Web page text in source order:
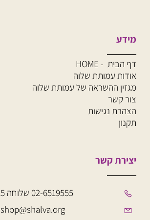
מידע
דף הבית - HOME
אודות עמותת שלוה
מגזין ההשראה של עמותת שלוה
צור קשר
הצהרת נגישות
תקנון
יצירת קשר
02-6519555 שלוחה 315
shop@shalva.org